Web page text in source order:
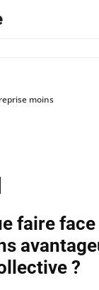
moins
faire face
?